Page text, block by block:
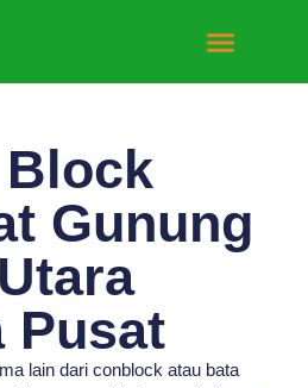
Gunung
Pusat
lain dari conblock atau bata